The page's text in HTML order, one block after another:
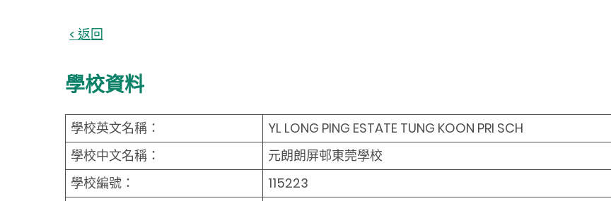
學校資料
學校英文名稱：
YL LONG PING ESTATE TUNG KOON PRI SCH
學校中文名稱：
元朗朗屏邨東莞學校
學校編號：
115223